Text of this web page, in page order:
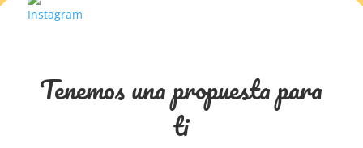
Tenemos una propuesta para
ti